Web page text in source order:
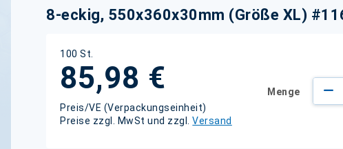
8-eckig, 550x360x30mm (Größe XL)
100 St.
85,98 €
Preis/VE (Verpackungseinheit)
Preise zzgl. MwSt und zzgl.Versand
Menge